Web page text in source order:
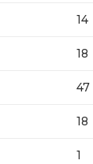
14
18
47
18
1